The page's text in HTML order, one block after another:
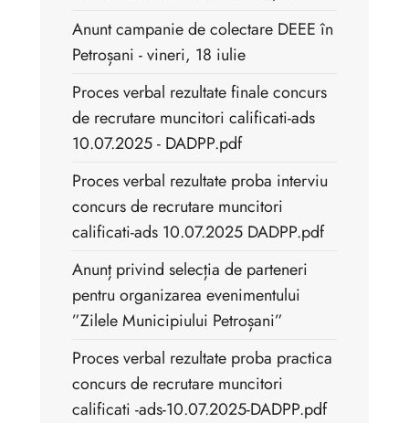
Anunt campanie de colectare DEEE în
Petroșani - vineri, 18 iulie
Proces verbal rezultate finale concurs
de recrutare muncitori calificati-ads
10.07.2025 - DADPP.pdf
Proces verbal rezultate proba interviu
concurs de recrutare muncitori
calificati-ads 10.07.2025 DADPP.pdf
Anunț privind selecția de parteneri
pentru organizarea evenimentului
”Zilele Municipiului Petroșani”
Proces verbal rezultate proba practica
concurs de recrutare muncitori
calificati -ads-10.07.2025-DADPP.pdf